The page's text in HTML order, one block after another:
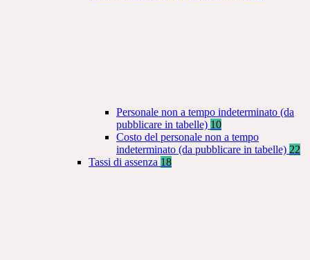
Personale non a tempo indeterminato (da
pubblicare in tabelle) 10
Costo del personale non a tempo
indeterminato (da pubblicare in tabelle) 22
Tassi di assenza 18